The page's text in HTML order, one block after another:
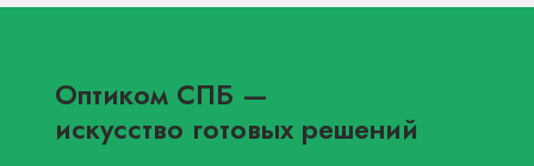
Оптиком СПБ —
искусство готовых решений